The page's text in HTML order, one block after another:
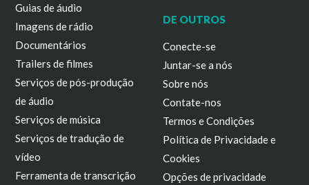
Guias de áudio
Imagens de rádio
Documentários
Trailers de filmes
Serviços de pós-produção
de áudio
Serviços de música
Serviços de tradução de
vídeo
Ferramenta de transcrição
DE OUTROS
Conecte-se
Juntar-se a nós
Sobre nós
Contate-nos
Termos e Condições
Política de Privacidade e
Cookies
Opções de privacidade